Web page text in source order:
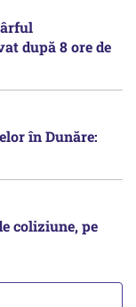
după 8 ore de
în Dunăre:
coliziune, pe